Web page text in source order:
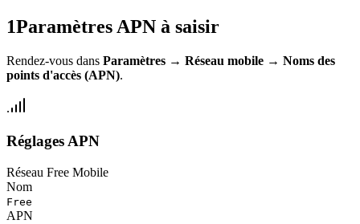
1Paramètres APN à saisir
Rendez-vous dans Paramètres → Réseau mobile → Noms des
points d'accès (APN).
Réglages APN
Réseau Free Mobile
Nom
Free
APN